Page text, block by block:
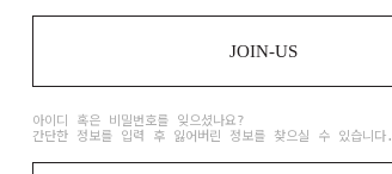
JOIN-US
아이디 혹은 비밀번호를 잊으셨나요?
간단한 정보를 입력 후 잃어버린 정보를 찾으실 수 있습니다.